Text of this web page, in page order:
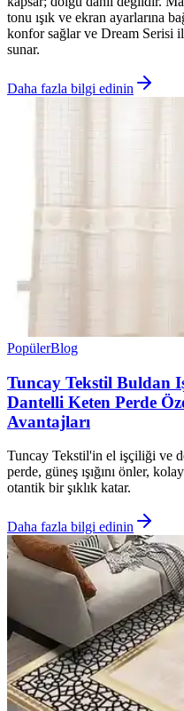
tonu ışık ve ekran ayarlarına
konfor sağlar ve Dream Serisi
sunar.
Daha fazla bilgi edinin
PopülerBlog
Tuncay Tekstil Buldan
Dantelli Keten Perde
Avantajları
Tuncay Tekstil'in el işçiliği ve
perde, güneş ışığını önler,
otantik bir şıklık katar.
Daha fazla bilgi edinin